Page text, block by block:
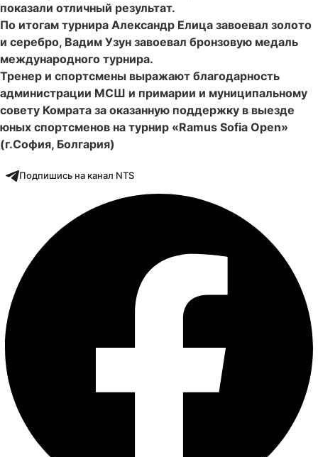
показали отличный результат.
По итогам турнира Александр Елица завоевал золото
и серебро, Вадим Узун завоевал бронзовую медаль
международного турнира.
Тренер и спортсмены выражают благодарность
администрации МСШ и примарии и муниципальному
совету Комрата за оказанную поддержку в выезде
юных спортсменов на турнир «Ramus Sofia Open»
(г.София, Болгария)
Подпишись на канал NTS